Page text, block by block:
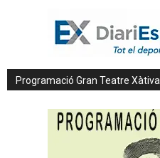
Programació Gran Teatre Xàtiva